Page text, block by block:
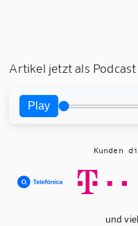
Artikel jetzt als
Play
Kunden
und